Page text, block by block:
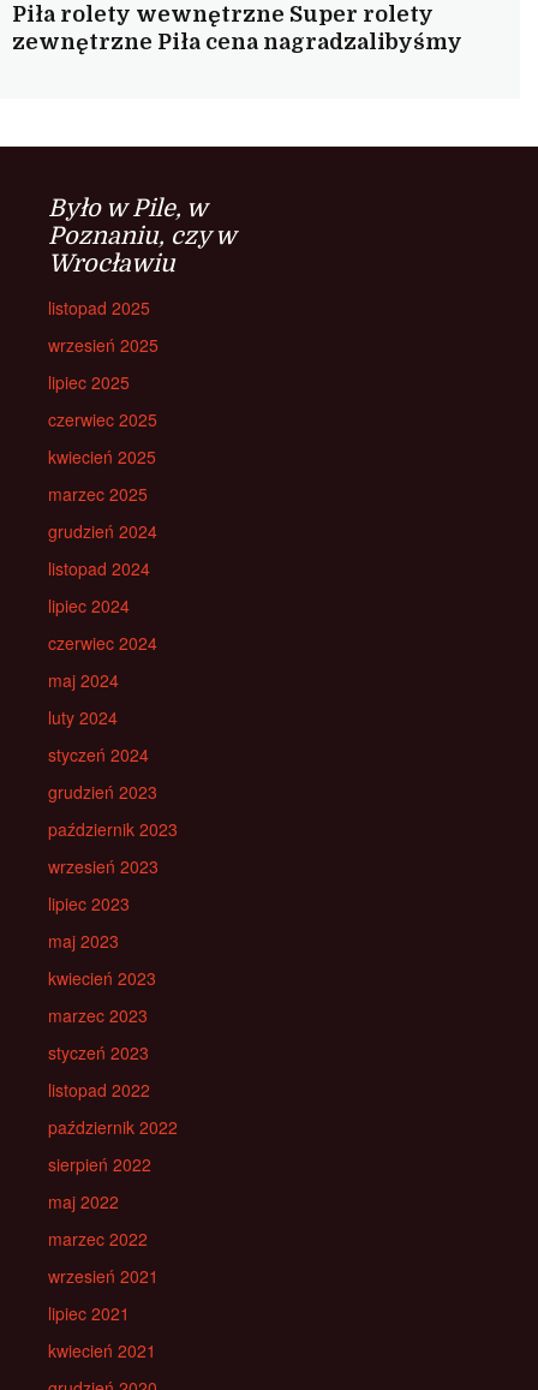
Piła rolety wewnętrzne Super rolety
zewnętrzne Piła cena nagradzalibyśmy
Było w Pile, w
Poznaniu, czy w
Wrocławiu
listopad 2025
wrzesień 2025
lipiec 2025
czerwiec 2025
kwiecień 2025
marzec 2025
grudzień 2024
listopad 2024
lipiec 2024
czerwiec 2024
maj 2024
luty 2024
styczeń 2024
grudzień 2023
październik 2023
wrzesień 2023
lipiec 2023
maj 2023
kwiecień 2023
marzec 2023
styczeń 2023
listopad 2022
październik 2022
sierpień 2022
maj 2022
marzec 2022
wrzesień 2021
lipiec 2021
kwiecień 2021